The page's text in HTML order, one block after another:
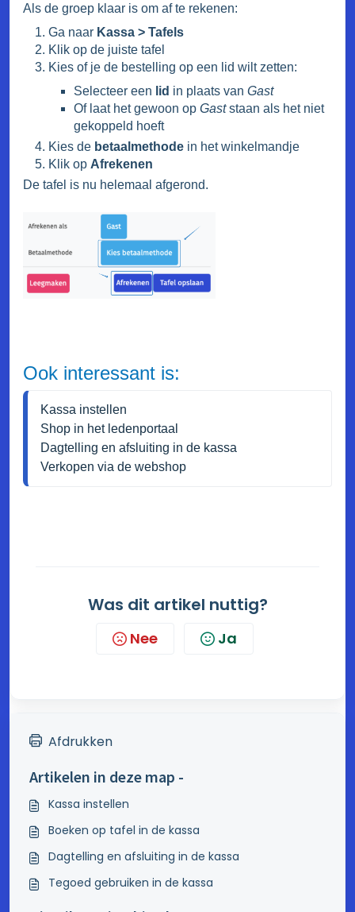
Als de groep klaar is om af te rekenen:
Ga naar Kassa > Tafels
Klik op de juiste tafel
Kies of je de bestelling op een lid wilt zetten:
Selecteer een lid in plaats van Gast
Of laat het gewoon op Gaststaan als het niet
gekoppeld hoeft
Kies de betaalmethode in het winkelmandje
Klik op Afrekenen
De tafel is nu helemaal afgerond.
Ook interessant is:
Kassa instellen
Shop in het ledenportaal
Dagtelling en afsluiting in de kassa
Verkopen via de webshop
Was dit artikel nuttig?
Nee Ja
Afdrukken
Artikelen in deze map -
Kassa instellen
Boeken op tafel in de kassa
Dagtelling en afsluiting in de kassa
Tegoed gebruiken in de kassa